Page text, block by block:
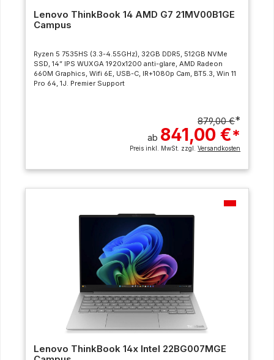
Lenovo ThinkBook 14 AMD G7 21MV00B1GE
Campus
Ryzen 5 7535HS (3.3-4.55GHz), 32GB DDR5, 512GB NVMe
SSD, 14” IPS WUXGA 1920x1200 anti-glare, AMD Radeon
660M Graphics, Wifi 6E, USB-C, IR+1080p Cam, BT5.3, Win 11
Pro 64, 1J. Premier Support
879,00 €*
ab 841,00 €*
Preis inkl. MwSt. zzgl.Versandkosten
Lenovo ThinkBook 14x Intel 22BG007MGE